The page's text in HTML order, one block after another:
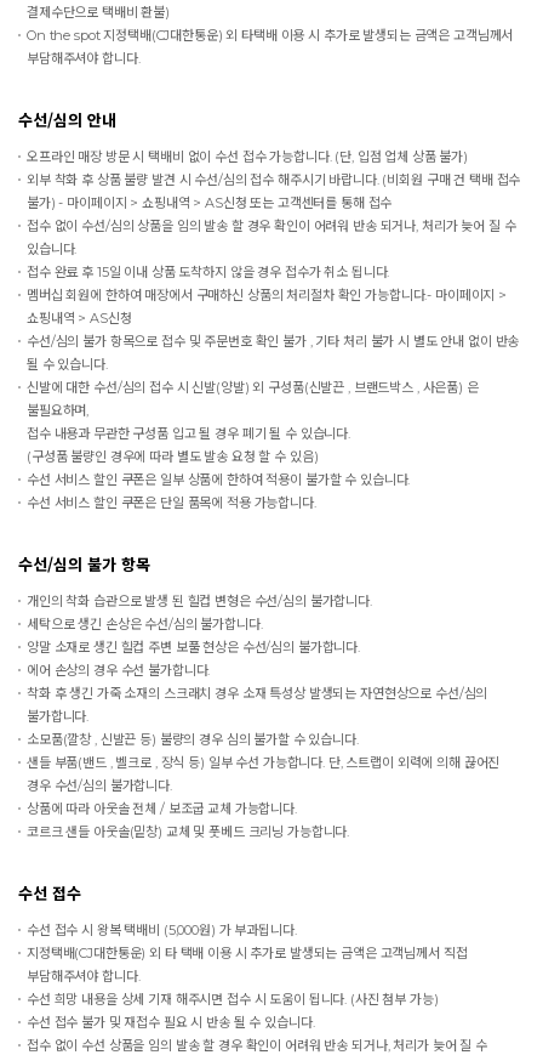
결제수단으로 택배비 환불)
On the spot지정택배(CJ대한통운) 외 타택배 이용 시 추가로 발생되는 금액은 고객님께서
부담해주셔야 합니다.
수선/심의 안내
오프라인 매장 방문 시 택배비 없이 수선 접수 가능합니다. (단, 입점 업체 상품 불가)
외부 착화 후 상품 불량 발견 시 수선/심의 접수 해주시기 바랍니다. (비회원 구매 건 택배 접수
불가) - 마이페이지 > 쇼핑내역 > AS신청 또는 고객센터를 통해 접수
접수 없이 수선/심의 상품을 임의 발송 할 경우 확인이 어려워 반송 되거나, 처리가 늦어 질 수
있습니다.
접수 완료 후 15일 이내 상품 도착하지 않을 경우 접수가 취소 됩니다.
멤버십 회원에 한하여 매장에서 구매하신 상품의 처리절차 확인 가능합니다.- 마이페이지 >
쇼핑내역 > AS신청
수선/심의 불가 항목으로 접수 및 주문번호 확인 불가 , 기타 처리 불가 시 별도 안내 없이 반송
될 수 있습니다.
신발에 대한 수선/심의 접수 시 신발(양발) 외 구성품(신발끈 , 브랜드박스 , 사은품) 은
불필요하며,
접수 내용과 무관한 구성품 입고 될 경우 폐기 될 수 있습니다.
(구성품 불량인 경우에 따라 별도 발송 요청 할 수 있음)
수선 서비스 할인 쿠폰은 일부 상품에 한하여 적용이 불가할 수 있습니다.
수선 서비스 할인 쿠폰은 단일 품목에 적용 가능합니다.
수선/심의 불가 항목
개인의 착화 습관으로 발생 된 힐컵 변형은 수선/심의 불가합니다.
세탁으로 생긴 손상은 수선/심의 불가합니다.
양말 소재로 생긴 힐컵 주변 보풀 현상은 수선/심의 불가합니다.
에어 손상의 경우 수선 불가합니다.
착화 후 생긴 가죽 소재의 스크래치 경우 소재 특성상 발생되는 자연현상으로 수선/심의
불가합니다.
소모품(깔창 , 신발끈 등) 불량의 경우 심의 불가할 수 있습니다.
샌들 부품(밴드 , 벨크로 , 장식 등) 일부 수선 가능합니다. 단, 스트랩이 외력에 의해 끊어진
경우 수선/심의 불가합니다.
상품에 따라 아웃솔 전체 / 보조굽 교체 가능합니다.
코르크 샌들 아웃솔(밑창) 교체 및 풋베드 크리닝 가능합니다.
수선 접수
수선 접수 시 왕복 택배비 (5,000원) 가 부과됩니다.
지정택배(CJ대한통운) 외 타 택배 이용 시 추가로 발생되는 금액은 고객님께서 직접
부담해주셔야 합니다.
수선 희망 내용을 상세 기재 해주시면 접수 시 도움이 됩니다. (사진 첨부 가능)
수선 접수 불가 및 재접수 필요 시 반송 될 수 있습니다.
접수 없이 수선 상품을 임의 발송 할 경우 확인이 어려워 반송 되거나, 처리가 늦어 질 수